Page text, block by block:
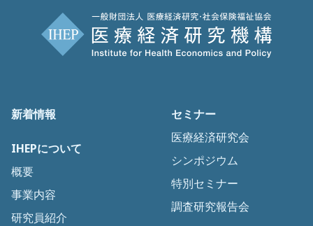
新着情報
IHEPについて
概要
事業内容
研究員紹介
セミナー
医療経済研究会
シンポジウム
特別セミナー
調査研究報告会